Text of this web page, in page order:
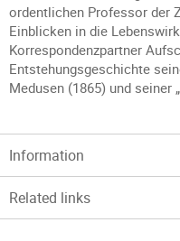
ordentlichen Professor der
Einblicken in die
Korrespondenzpartner
Entstehungsgeschichte
Medusen (1865) und seiner
Information
Related links